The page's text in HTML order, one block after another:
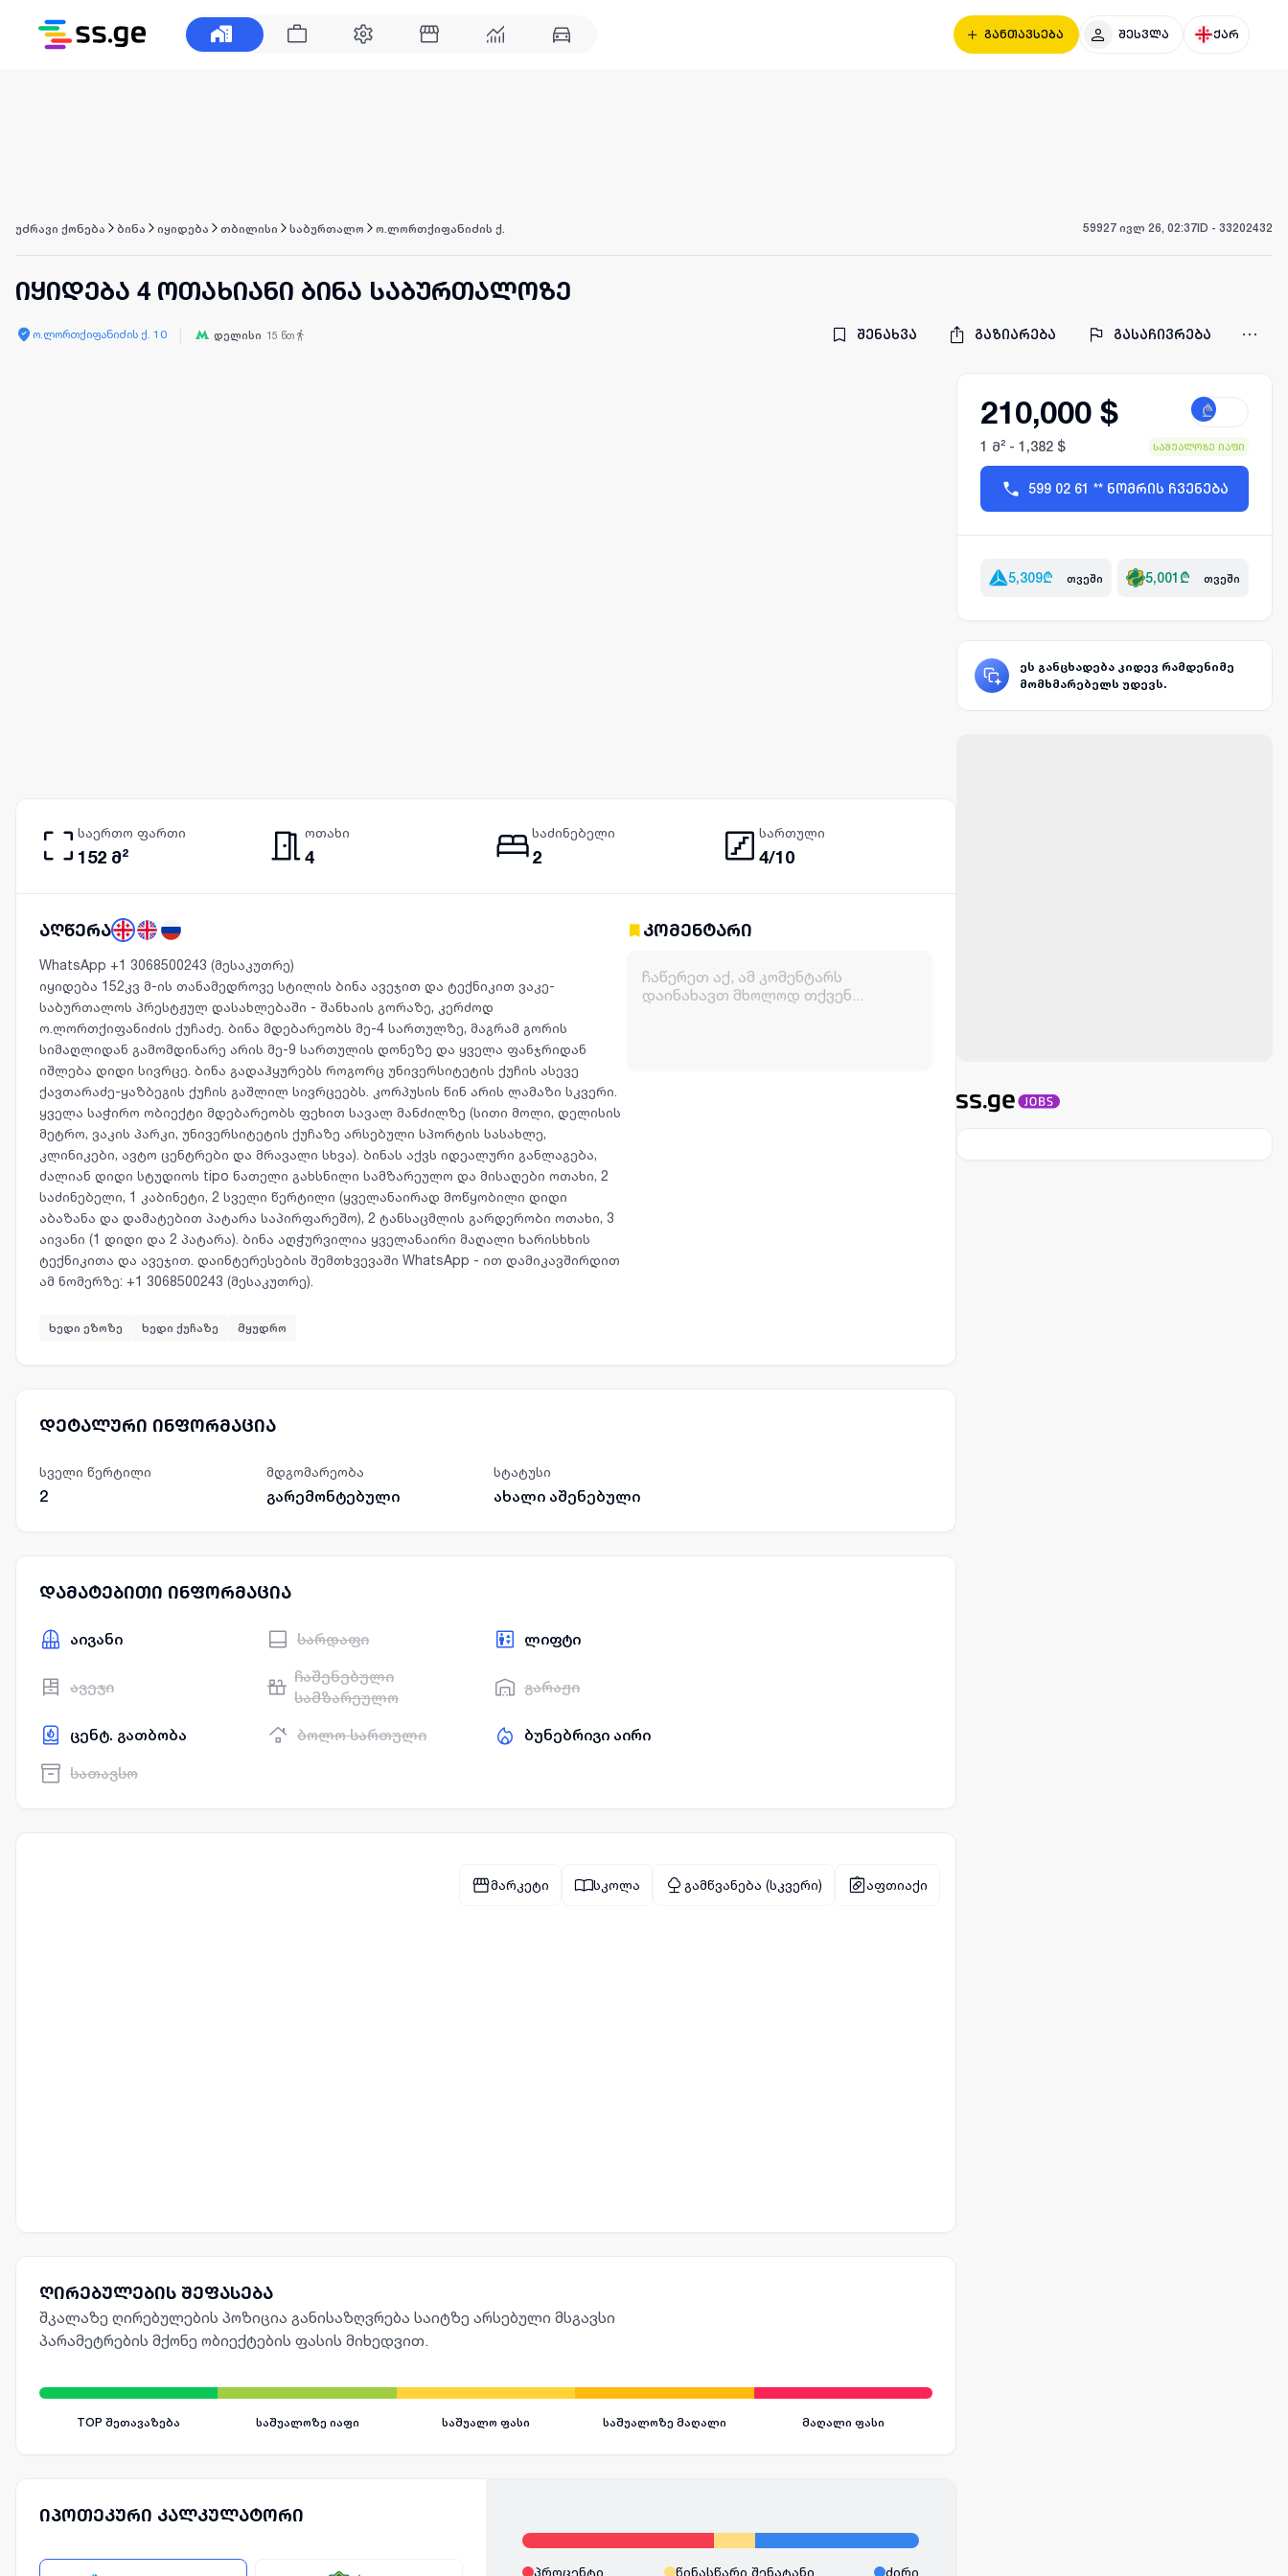
განთავსება შესვლა ქარ
უძრავი ქონება ბინა იყიდება თბილისი საბურთალო ო.ლორთქიფანიძის ქ. 59927 ივლ 26, 02:37ID - 33202432
იყიდება 4 ოთახიანი ბინა საბურთალოზე
ო.ლორთქიფანიძის ქ. 10 დელისი 15 წთ შენახვა გაზიარება გასაჩივრება
საერთო ფართი
152 მ²
ოთახი
4
საძინებელი
2
სართული
4/10
აღწერა
WhatsApp +1 3068500243 (მესაკუთრე)
იყიდება 152კვ მ-ის თანამედროვე სტილის ბინა ავეჯით და ტექნიკით ვაკე-
საბურთალოს პრესტჟულ დასახლებაში - შანხაის გორაზე, კერძოდ
ო.ლორთქიფანიძის ქუჩაძე. ბინა მდებარეობს მე-4 სართულზე, მაგრამ გორის
სიმაღლიდან გამომდინარე არის მე-9 სართულის დონეზე და ყველა ფანჯრიდან
იშლება დიდი სივრცე. ბინა გადაჰყურებს როგორც უნივერსიტეტის ქუჩის ასევე
ქავთარაძე-ყაზბეგის ქუჩის გაშლილ სივრცეებს. კორპუსის წინ არის ლამაზი სკვერი.
ყველა საჭირო ობიექტი მდებარეობს ფეხით სავალ მანძილზე (სითი მოლი, დელისის
მეტრო, ვაკის პარკი, უნივერსიტეტის ქუჩაზე არსებული სპორტის სასახლე,
კლინიკები, ავტო ცენტრები და მრავალი სხვა). ბინას აქვს იდეალური განლაგება,
ძალიან დიდი სტუდიოს tipo ნათელი გახსნილი სამზარეულო და მისაღები ოთახი, 2
საძინებელი, 1 კაბინეტი, 2 სველი წერტილი (ყველანაირად მოწყობილი დიდი
აბაზანა და დამატებით პატარა საპირფარეშო), 2 ტანსაცმლის გარდერობი ოთახი, 3
აივანი (1 დიდი და 2 პატარა). ბინა აღჭურვილია ყველანაირი მაღალი ხარისხხის
ტექნიკითა და ავეჯით. დაინტერესების შემთხვევაში WhatsApp - ით დამიკავშირდით
ამ ნომერზე: +1 3068500243 (მესაკუთრე).
ხედი ეზოზე ხედი ქუჩაზე მყუდრო
კომენტარი
დეტალური ინფორმაცია
სველი წერტილი
2
მდგომარეობა
გარემონტებული
სტატუსი
ახალი აშენებული
დამატებითი ინფორმაცია
აივანი სარდაფი ლიფტი
ავეჯი
ჩაშენებული
სამზარეულო
გარაჟი
ცენტ. გათბობა ბოლო სართული ბუნებრივი აირი
სათავსო
მარკეტი სკოლა გამწვანება (სკვერი) აფთიაქი
ღირებულების შეფასება
შკალაზე ღირებულების პოზიცია განისაზღვრება საიტზე არსებული მსგავსი
პარამეტრების მქონე ობიექტების ფასის მიხედვით.
TOP შეთავაზება საშუალოზე იაფი საშუალო ფასი საშუალოზე მაღალი მაღალი ფასი
იპოთეკური კალკულატორი
პროცენტი წინასწარი შენატანი ძირი
210,000 $ ₾
1 მ² - 1,382 $ საშუალოზე იაფი
599 02 61 ** ნომრის ჩვენება
5,309₾ თვეში 5,001 ₾ თვეში
ეს განცხადება კიდევ რამდენიმე
მომხმარებელს უდევს.